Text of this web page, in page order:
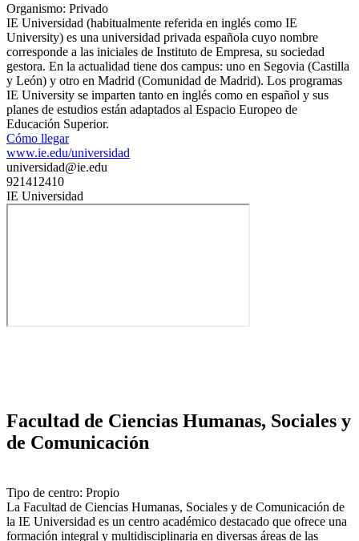
Organismo: Privado
IE Universidad​ (habitualmente referida en inglés como IE
University) es una universidad privada española cuyo nombre
corresponde a las iniciales de Instituto de Empresa, su sociedad
gestora.​ En la actualidad tiene dos campus: uno en Segovia (Castilla
y León) y otro en Madrid (Comunidad de Madrid). Los programas
IE University se imparten tanto en inglés como en español y sus
planes de estudios están adaptados al Espacio Europeo de
Educación Superior.
Cómo llegar
www.ie.edu/universidad
universidad@ie.edu
921412410
IE Universidad
Facultad de Ciencias Humanas, Sociales y
de Comunicación
Tipo de centro: Propio
La Facultad de Ciencias Humanas, Sociales y de Comunicación de
la IE Universidad es un centro académico destacado que ofrece una
formación integral y multidisciplinaria en diversas áreas de las